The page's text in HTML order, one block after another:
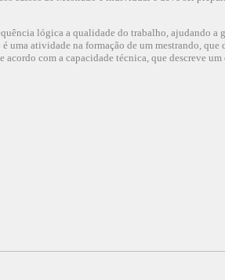
lógica a qualidade do trabalho, ajudando a
uma atividade na formação de um mestrando,
acordo com a capacidade técnica, que descreve